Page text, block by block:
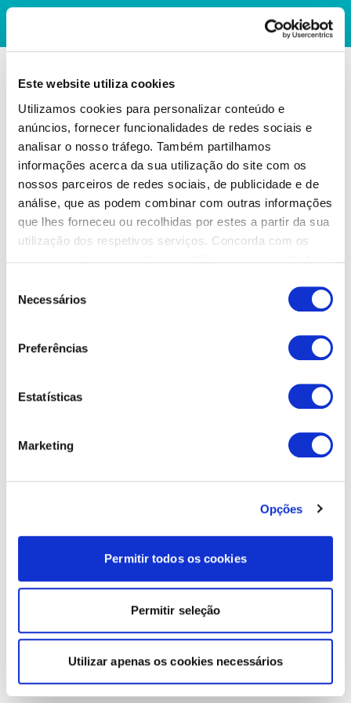
Este website utiliza cookies
Utilizamos cookies para personalizar conteúdo e
anúncios, fornecer funcionalidades de redes sociais e
analisar o nosso tráfego. Também partilhamos
informações acerca da sua utilização do site com os
nossos parceiros de redes sociais, de publicidade e de
análise, que as podem combinar com outras informações
que lhes forneceu ou recolhidas por estes a partir da sua
utilização dos respetivos serviços. Concorda com os
Necessários
Preferências
Estatísticas
Marketing
Opções
Permitir todos os cookies
Permitir seleção
Utilizar apenas os cookies necessários